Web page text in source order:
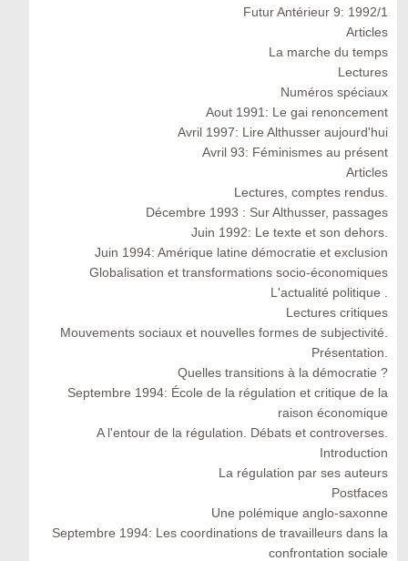
Futur Antérieur 9: 1992/1
Articles
La marche du temps
Lectures
Numéros spéciaux
Aout 1991: Le gai renoncement
Avril 1997: Lire Althusser aujourd'hui
Avril 93: Féminismes au présent
Articles
Lectures, comptes rendus.
Décembre 1993 : Sur Althusser, passages
Juin 1992: Le texte et son dehors.
Juin 1994: Amérique latine démocratie et exclusion
Globalisation et transformations socio-économiques
L'actualité politique .
Lectures critiques
Mouvements sociaux et nouvelles formes de subjectivité.
Présentation.
Quelles transitions à la démocratie ?
Septembre 1994: École de la régulation et critique de la
raison économique
A l'entour de la régulation. Débats et controverses.
Introduction
La régulation par ses auteurs
Postfaces
Une polémique anglo-saxonne
Septembre 1994: Les coordinations de travailleurs dans la
confrontation sociale